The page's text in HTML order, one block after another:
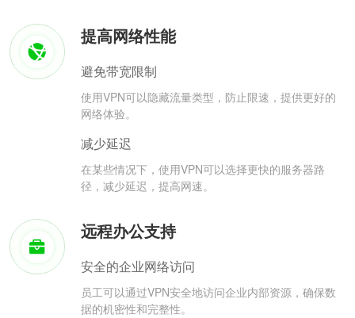
提高网络性能
避免带宽限制
使用VPN可以隐藏流量类型，防止限速，提供更好的
网络体验。
减少延迟
在某些情况下，使用VPN可以选择更快的服务器路
径，减少延迟，提高网速。
远程办公支持
安全的企业网络访问
员工可以通过VPN安全地访问企业内部资源，确保数
据的机密性和完整性。